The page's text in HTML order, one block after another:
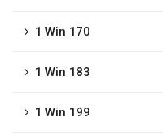
1 Win 170
1 Win 183
1 Win 199